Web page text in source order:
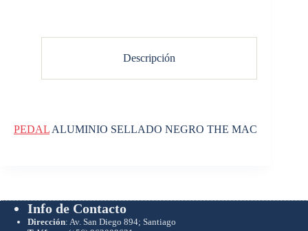
Descripción
PEDAL ALUMINIO SELLADO NEGRO THE MAC
Info de Contacto
Dirección: Av. San Diego 894; Santiago